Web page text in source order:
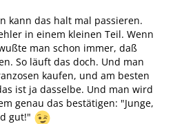
kann das halt mal passieren.
in einem kleinen Teil. Wenn
man schon immer, daß
So läuft das doch. Und man
kaufen, und am besten
ist ja dasselbe. Und man wird
genau das bestätigen: "Junge,
gut!"